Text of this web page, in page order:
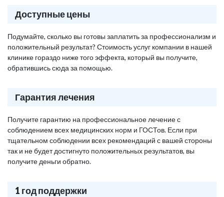
Доступные цены
Подумайте, сколько вы готовы заплатить за профессионализм и
положительный результат? Стоимость услуг компании в нашей
клинике гораздо ниже того эффекта, который вы получите,
обратившись сюда за помощью.
Гарантия лечения
Получите гарантию на профессиональное лечение с
соблюдением всех медицинских норм и ГОСТов. Если при
тщательном соблюдении всех рекомендаций с вашей стороны
так и не будет достигнуто положительных результатов, вы
получите деньги обратно.
1 год поддержки